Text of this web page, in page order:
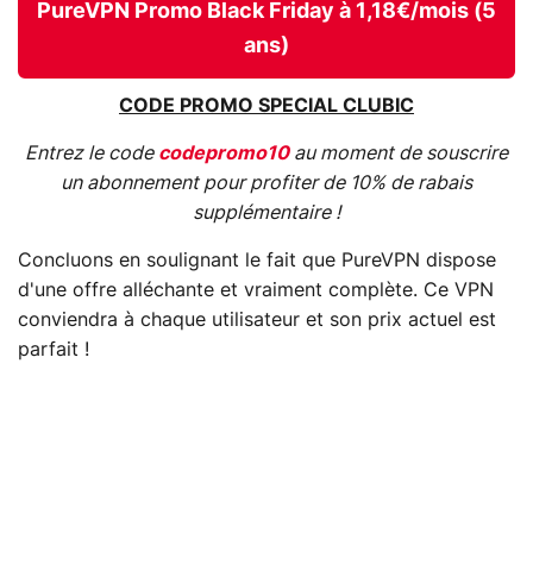
PureVPN Promo Black Friday à 1,18€/mois (5
ans)
CODE PROMO SPECIAL CLUBIC
Entrez le code codepromo10au moment de souscrire
un abonnement pour profiter de 10% de rabais
supplémentaire !
Concluons en soulignant le fait que PureVPN dispose
d'une offre alléchante et vraiment complète. Ce VPN
conviendra à chaque utilisateur et son prix actuel est
parfait !